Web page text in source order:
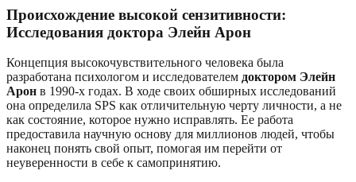
Происхождение высокой сензитивности:
Исследования доктора Элейн Арон
Концепция высокочувствительного человека была
разработана психологом и исследователем доктором Элейн
Арон в 1990-х годах. В ходе своих обширных исследований
она определила SPS как отличительную черту личности, а не
как состояние, которое нужно исправлять. Ее работа
предоставила научную основу для миллионов людей, чтобы
наконец понять свой опыт, помогая им перейти от
неуверенности в себе к самопринятию.